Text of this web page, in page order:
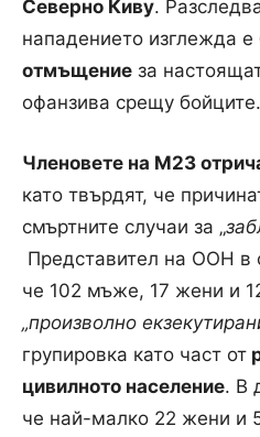
Северно Киву.
нападението изглежда е
отмъщение за
офанзива срещу бойците.
Членовете на М23
като твърдят, че
смъртните случаи за „
Представител на ООН в
че 102 мъже, 17 жени и
„произволно
групировка като част от
цивилното население. В
че най-малко 22 жени и